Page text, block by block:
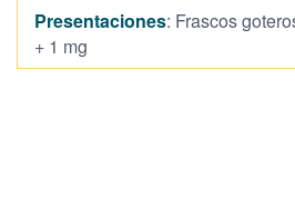
Presentaciones: Frascos
+ 1 mg